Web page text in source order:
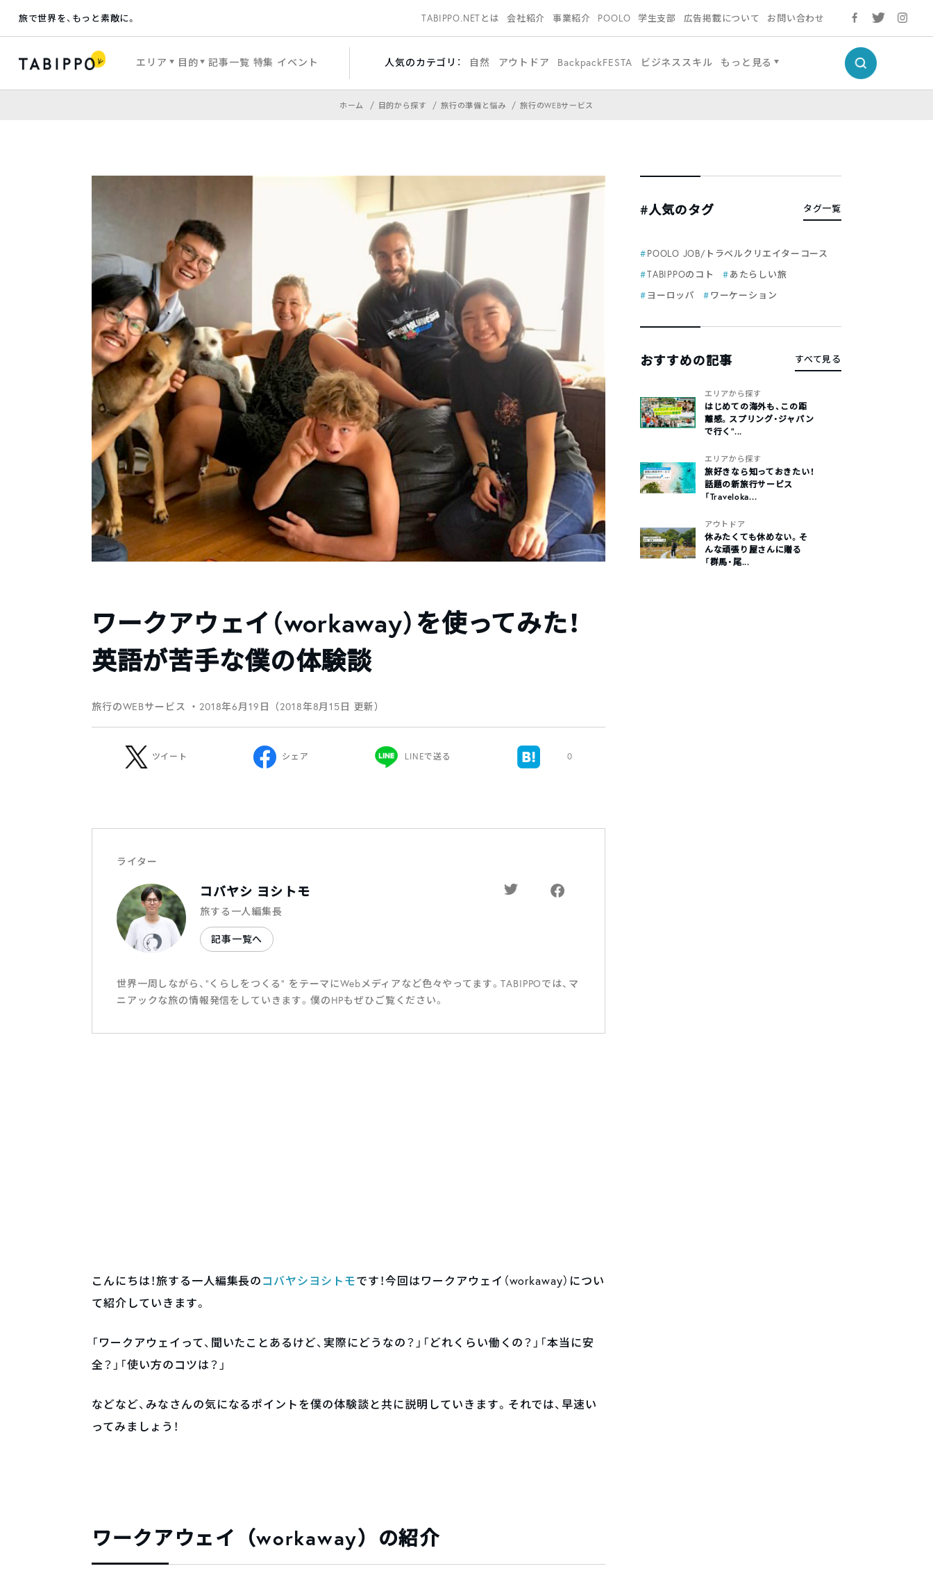
旅で世界を、もっと素敵に。 TABIPPO.NETとは 会社紹介 事業紹介 POOLO 学生支部 広告掲載について お問い合わせ
エリア 目的 記事一覧 特集 イベント 人気のカテゴリ： 自然 アウトドア BackpackFESTA ビジネススキル もっと見る
ホーム 目的から探す 旅行の準備と悩み 旅行のWEBサービス
ワークアウェイ（workaway）を使ってみた！
英語が苦手な僕の体験談
旅行のWEBサービス ・2018年6月19日（2018年8月15日 更新）
ツイート シェア LINEで送る 0
ライター
コバヤシ ヨシトモ
旅する一人編集長
記事一覧へ
世界一周しながら、"くらしをつくる" をテーマにWebメディアなど色々やってます。TABIPPOでは、マ
ニアックな旅の情報発信をしていきます。僕のHPもぜひご覧ください。
こんにちは！旅する一人編集長の コバヤシヨシトモです！今回はワークアウェイ（workaway）につい
て紹介していきます。
「ワークアウェイって、聞いたことあるけど、実際にどうなの？」「どれくらい働くの？」「本当に安
全？」「使い方のコツは？」
などなど、みなさんの気になるポイントを僕の体験談と共に説明していきます。それでは、早速い
ってみましょう！
ワークアウェイ（workaway）の紹介
#人気のタグ タグ一覧
POOLO JOB/トラベルクリエイターコース
TABIPPOのコト
あたらしい旅
ヨーロッパ
ワーケーション
おすすめの記事 すべて見る
エリアから探す
はじめての海外も、この距
離感。スプリング・ジャパン
で行く“...
エリアから探す
旅好きなら知っておきたい！
話題の新旅行サービス
「Traveloka...
アウトドア
休みたくても休めない。そ
んな頑張り屋さんに贈る
「群馬・尾...